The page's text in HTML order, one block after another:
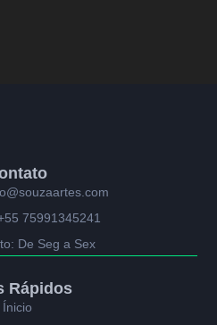
75991345241
De Seg a Sex
Rápidos
Ínicio